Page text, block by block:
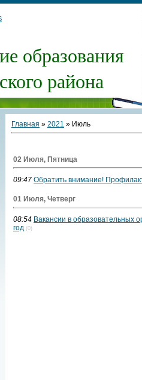
образования
района
Главная » 2021 » Июль
02 Июля, Пятница
09:47 Обратить внимание!
01 Июля, Четверг
08:54 Вакансии в образовательных
год (0)